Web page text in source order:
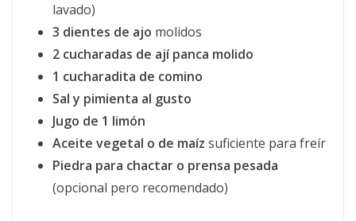
lavado)
3 dientes de ajo molidos
2 cucharadas de ají panca molido
1 cucharadita de comino
Sal y pimienta al gusto
Jugo de 1 limón
Aceite vegetal o de maíz suficiente para freír
Piedra para chactar o prensa pesada
(opcional pero recomendado)